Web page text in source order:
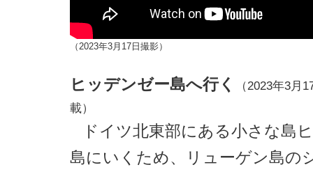
（2023年3月17日撮影）
ヒッデンゼー島へ行く
（2023年3月
載）
ドイツ北東部にある小さな島
島にいくため、リューゲン島の